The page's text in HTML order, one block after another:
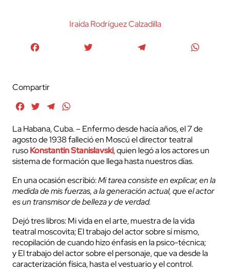
Iraida Rodríguez Calzadilla
Compartir
FacebookTwitterTelegram
La Habana, Cuba. – Enfermo desde hacía años, el 7 de
agosto de 1938 falleció en Moscú el director teatral
rusoKonstantin Stanislavski, quien legó a los actores un
sistema de formación que llega hasta nuestros días.
En una ocasión escribió:Mi tarea consiste en explicar, en la
medida de mis fuerzas, a la generación actual, que el actor
es un transmisor de belleza y de verdad.
Dejó tres libros: Mi vida en el arte, muestra de la vida
teatral moscovita; El trabajo del actor sobre sí mismo,
recopilación de cuando hizo énfasis en la psico-técnica;
y El trabajo del actor sobre el personaje, que va desde la
caracterización física, hasta el vestuario y el control.